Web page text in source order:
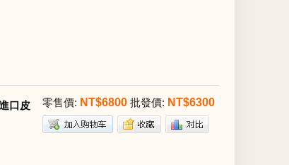
口皮
零售價: NT$6800 批發價: NT$6300